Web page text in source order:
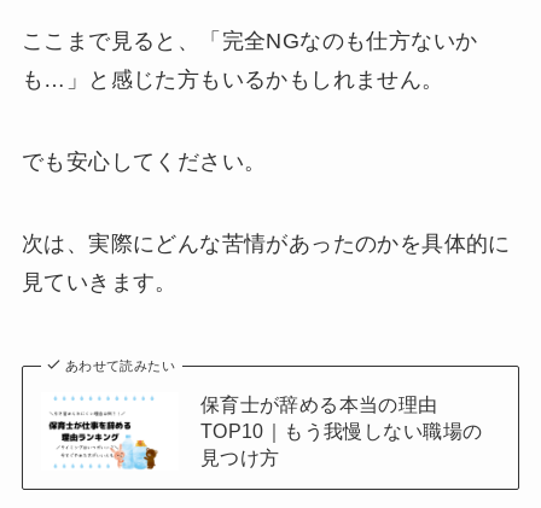
ここまで見ると、「完全NGなのも仕方ないか
も…」と感じた方もいるかもしれません。
でも安心してください。
次は、実際にどんな苦情があったのかを具体的に
見ていきます。
あわせて読みたい
保育士が辞める本当の理由
TOP10｜もう我慢しない職場の
見つけ方